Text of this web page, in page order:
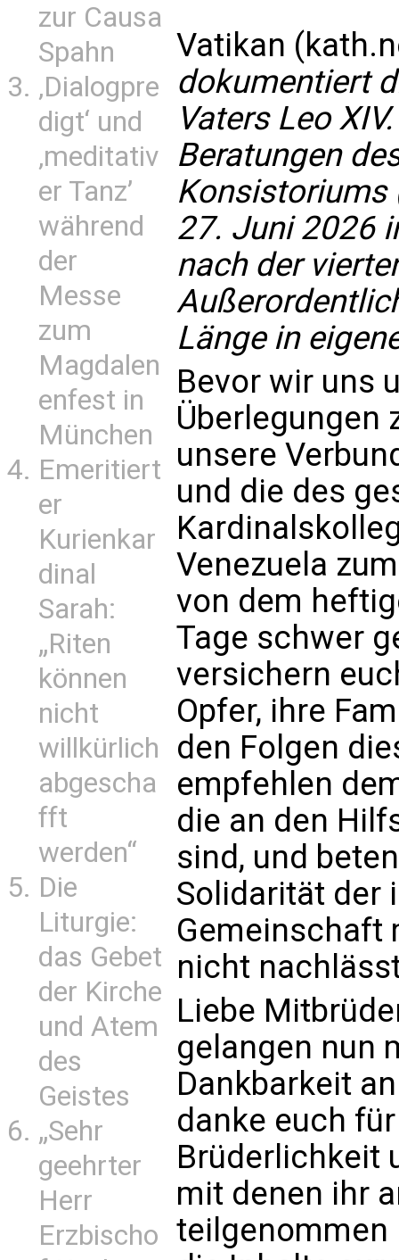
zur Causa
Spahn
‚Dialogpre
digt‘ und
‚meditativ
er Tanz’
während
der
Messe
zum
Magdalen
enfest in
München
Emeritiert
er
Kurienkar
dinal
Sarah:
„Riten
können
nicht
willkürlich
abgescha
fft
werden“
Die
Liturgie:
das Gebet
der Kirche
und Atem
des
Geistes
„Sehr
geehrter
Herr
Erzbischo
Vatikan
dokumentiert
Vaters Leo
Beratungen
27. Juni 2026
nach der
Länge in
Bevor wir uns
Überlegungen
unsere
und die des
Venezuela
von dem
Tage schwer
versichern
Opfer, ihre
den Folgen
empfehlen
die an den
sind, und
Solidarität der
Gemeinschaft
nicht
Liebe
gelangen nun
Dankbarkeit
danke euch
Brüderlichkeit
mit denen ihr
teilgenommen